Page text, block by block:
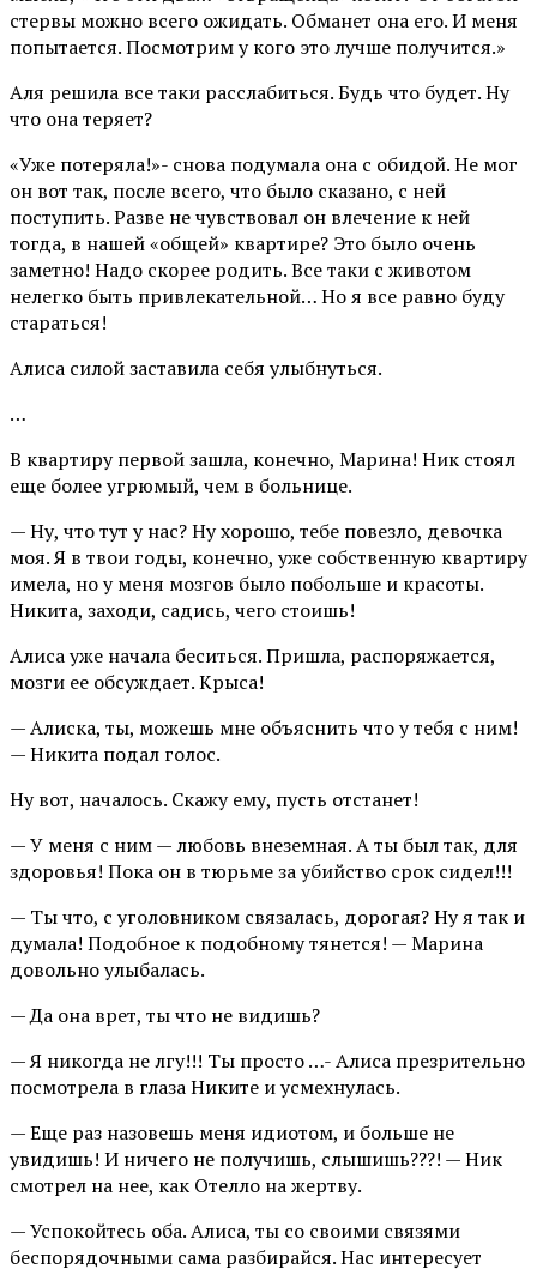
стервы можно всего ожидать. Обманет она его. И меня
попытается. Посмотрим у кого это лучше получится.»
Аля решила все таки расслабиться. Будь что будет. Ну
что она теряет?
«Уже потеряла!»- снова подумала она с обидой. Не мог
он вот так, после всего, что было сказано, с ней
поступить. Разве не чувствовал он влечение к ней
тогда, в нашей «общей» квартире? Это было очень
заметно! Надо скорее родить. Все таки с животом
нелегко быть привлекательной… Но я все равно буду
стараться!
Алиса силой заставила себя улыбнуться.
…
В квартиру первой зашла, конечно, Марина! Ник стоял
еще более угрюмый, чем в больнице.
— Ну, что тут у нас? Ну хорошо, тебе повезло, девочка
моя. Я в твои годы, конечно, уже собственную квартиру
имела, но у меня мозгов было побольше и красоты.
Никита, заходи, садись, чего стоишь!
Алиса уже начала беситься. Пришла, распоряжается,
мозги ее обсуждает. Крыса!
— Алиска, ты, можешь мне объяснить что у тебя с ним!
— Никита подал голос.
Ну вот, началось. Скажу ему, пусть отстанет!
— У меня с ним — любовь внеземная. А ты был так, для
здоровья! Пока он в тюрьме за убийство срок сидел!!!
— Ты что, с уголовником связалась, дорогая? Ну я так и
думала! Подобное к подобному тянется! — Марина
довольно улыбалась.
— Да она врет, ты что не видишь?
— Я никогда не лгу!!! Ты просто …- Алиса презрительно
посмотрела в глаза Никите и усмехнулась.
— Еще раз назовешь меня идиотом, и больше не
увидишь! И ничего не получишь, слышишь???! — Ник
смотрел на нее, как Отелло на жертву.
— Успокойтесь оба. Алиса, ты со своими связями
беспорядочными сама разбирайся. Нас интересует